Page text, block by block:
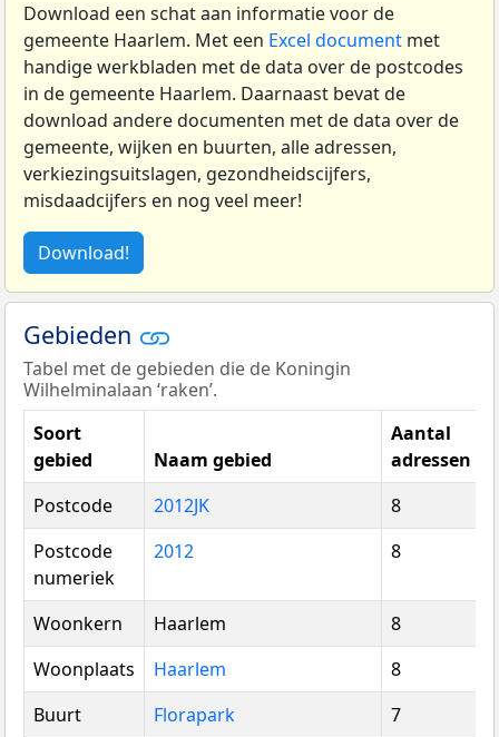
Download een schat aan informatie voor de
gemeente Haarlem. Met een Excel document met
handige werkbladen met de data over de postcodes
in de gemeente Haarlem. Daarnaast bevat de
download andere documenten met de data over de
gemeente, wijken en buurten, alle adressen,
verkiezingsuitslagen, gezondheidscijfers,
misdaadcijfers en nog veel meer!
Download!
Gebieden
Tabel met de gebieden die de Koningin
Wilhelminalaan ‘raken’.
Soort
gebied
Naam gebied
Aantal
adressen
Postcode
2012JK
8
Postcode
numeriek
2012 8
Woonkern Haarlem
8
Woonplaats
Haarlem
8
Buurt
Florapark
7